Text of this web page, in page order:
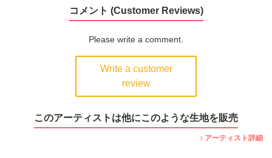
コメント (Customer Reviews)
Please write a comment.
Write a customer
review
このアーティストは他にこのような生地を販売
アーティスト詳細